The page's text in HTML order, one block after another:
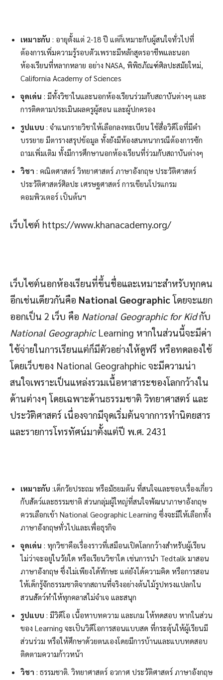
เหมาะกับ : อายุตั้งแต่ 2-18 ปี แต่ก็เหมาะกับผู้สนใจทั่วไปที่
ต้องการเพิ่มความรู้รอบตัวเพราะมีหลักสูตรอาชีพและนอก
ห้องเรียนที่หลากหลาย อย่าง NASA, พิพิธภัณฑ์ศิลปะสมัยใหม่,
California Academy of Sciences
จุดเด่น : มีทั้งวิชาในและนอกห้องเรียนร่วมกับสถาบันต่างๆ และ
การติดตามประเมินผลครูผู้สอน และผู้ปกครอง
รูปแบบ : จำแนกรายวิชาให้เลือกลงทะเบียน ใช้สื่อวิดีโอที่มีคำ
บรรยาย มีตารางสรุปข้อมูล ทั้งยังมีห้องสนทนากรณีต้องการซัก
ถามเพิ่มเติม ทั้งมีการศึกษานอกห้องเรียนที่ร่วมกับสถาบันต่างๆ
วิชา : คณิตศาสตร์ วิทยาศาสตร์ ภาษาอังกฤษ ประวัติศาสตร์
ประวัติศาสตร์ศิลปะ เศรษฐศาสตร์ การเขียนโปรแกรม
คอมพิวเตอร์ เป็นต้นฯ
เว็บไซต์ https://www.khanacademy.org/
เว็บไซต์นอกห้องเรียนที่ขึ้นชื่อและเหมาะสำหรับทุกคน
อีกเช่นเดียวกันคือ National Geographicโดยจะแยก
ออกเป็น 2 เว็บ คือ National Geographic for Kidกับ
National GeographicLearning หากในส่วนนี้จะมีค่า
ใช้จ่ายในการเรียนแต่ก็มีตัวอย่างให้ดูฟรี หรือทดลองใช้
โดยเว็บของ National Geograhphic จะมีความน่า
สนใจเพราะเป็นแหล่งรวมเนื้อหาสาระของโลกกว้างใน
ด้านต่างๆ โดยเฉพาะด้านธรรมชาติ วิทยาศาสตร์ และ
ประวัติศาสตร์ เนื่องจากมีจุดเริ่มต้นจากการทำนิตยสาร
และรายการโทรทัศน์มาตั้งแต่ปี พ.ศ. 2431
เหมาะกับ :เด็กวัยประถม หรือมัธยมต้น ที่สนใจและชอบเรื่องเกี่ยว
กับสัตว์และธรรมชาติ ส่วนกลุ่มผู้ใหญ่ที่สนใจพัฒนาภาษาอังกฤษ
ควรเลือกเข้า National Geographic Learning ซึ่งจะมีให้เลือกทั้ง
ภาษาอังกฤษทั่วไปและเพื่อธุรกิจ
จุดเด่น : ทุกวิชาคือเรื่องราวที่เสมือนเปิดโลกกว้างสำหรับผู้เรียน
ไม่ว่าจะอยู่ในวัยใด หรือเรียนวิชาใด เช่นการนำ Tedtalk มาสอน
ภาษาอังกฤษ ซึ่งไม่เพียงได้ทักษะ แต่ยังได้ความคิด หรือการสอน
ให้เด็กรู้จักธรรมชาติจากสถานที่จริงอย่างต้นไม้รูปทรงแปลกใน
สวนสัตว์ทำให้ทุกคลาสไม่จำเจ และสนุก
รูปแบบ : มีวิดีโอ เนื้อหาบทความ และเกม ให้ทดสอบ หากในส่วน
ของ Learning จะเป็นวิดีโอการสอนแบบสด ที่กระตุ้นให้ผู้เรียนมี
ส่วนร่วม หรือให้ศึกษาด้วยตนเองโดยมีการบ้านและแบบทดสอบ
ติดตามความก้าวหน้า
วิชา : ธรรมชาติ. วิทยาศาสตร์ อวกาศ ประวัติศาสตร์ ภาษาอังกฤษ